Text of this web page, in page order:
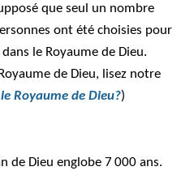
que seul un nombre
ont été choisies pour
le Royaume de Dieu.
de Dieu, lisez notre
Royaume de Dieu?)
de Dieu englobe 7 000 ans.